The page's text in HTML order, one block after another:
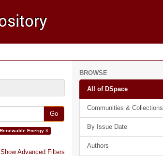
Go
Renewable Energy ×
Show Advanced Filters
BROWSE
All of DSpace
Communities & Collections
By Issue Date
Authors